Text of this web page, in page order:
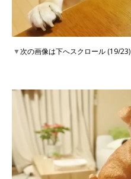
▼次の画像は下へスクロール (19/23)